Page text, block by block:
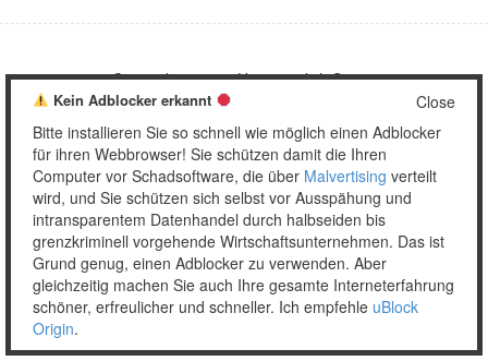
Copyright © 2026 Unser täglich Spam.
MobileWordPress Theme by themehall.com Close
Kein Adblocker erkannt
Bitte installieren Sie so schnell wie möglich einen Adblocker
für ihren Webbrowser! Sie schützen damit die Ihren
Computer vor Schadsoftware, die über Malvertising verteilt
wird, und Sie schützen sich selbst vor Ausspähung und
intransparentem Datenhandel durch halbseiden bis
grenzkriminell vorgehende Wirtschaftsunternehmen. Das ist
Grund genug, einen Adblocker zu verwenden. Aber
gleichzeitig machen Sie auch Ihre gesamte Interneterfahrung
schöner, erfreulicher und schneller. Ich empfehle uBlock
Origin.